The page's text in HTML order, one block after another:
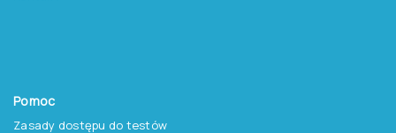
O Pracowni
Aktualności